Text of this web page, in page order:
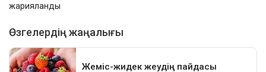
жарияланды